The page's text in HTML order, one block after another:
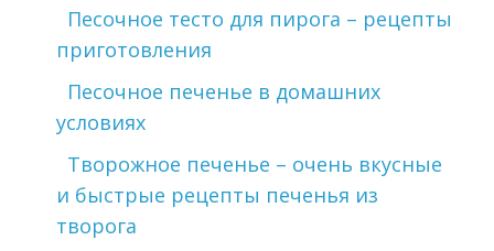
Песочное тесто для пирога – рецепты
приготовления
Песочное печенье в домашних
условиях
Творожное печенье – очень вкусные
и быстрые рецепты печенья из
творога